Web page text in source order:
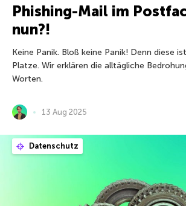
Phishing-Mail im
nun?!
Keine Panik. Bloß keine Panik! Denn diese
Platze. Wir erklären die alltägliche
Worten.
13 Aug 2025
Datenschutz